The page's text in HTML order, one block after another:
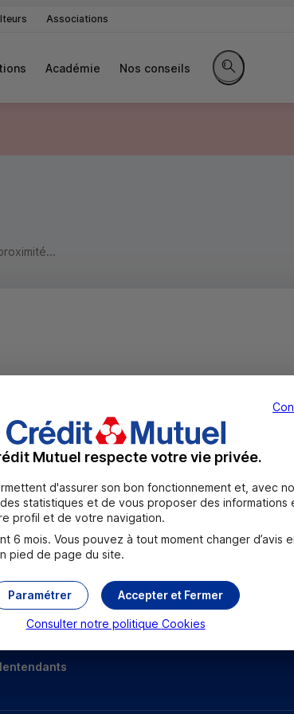
Associations
Académie Nos conseils
Rechercher
Toutes les localités
Mutuel respecte votre vie privée.
d'assurer son bon fonctionnement et, avec
statistiques et de vous proposer des informations
profil et de votre navigation.
6 mois. Vous pouvez à tout moment changer d’avis
pied de page du site.
Accepter et Fermer
Paramétrer
Consulter notre politique Cookies